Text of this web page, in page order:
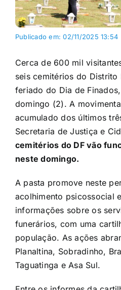
Publicado em: 02/11/2025 13:54
Cerca de 600 mil
seis cemitérios do Distrito
feriado do Dia de
domingo (2). A
acumulado dos últimos
Secretaria de Justiça e
cemitérios do DF vão
neste domingo.
A pasta promove neste
acolhimento psicossocial
informações sobre os
funerários, com uma
população. As ações
Planaltina, Sobradinho,
Taguatinga e Asa Sul.